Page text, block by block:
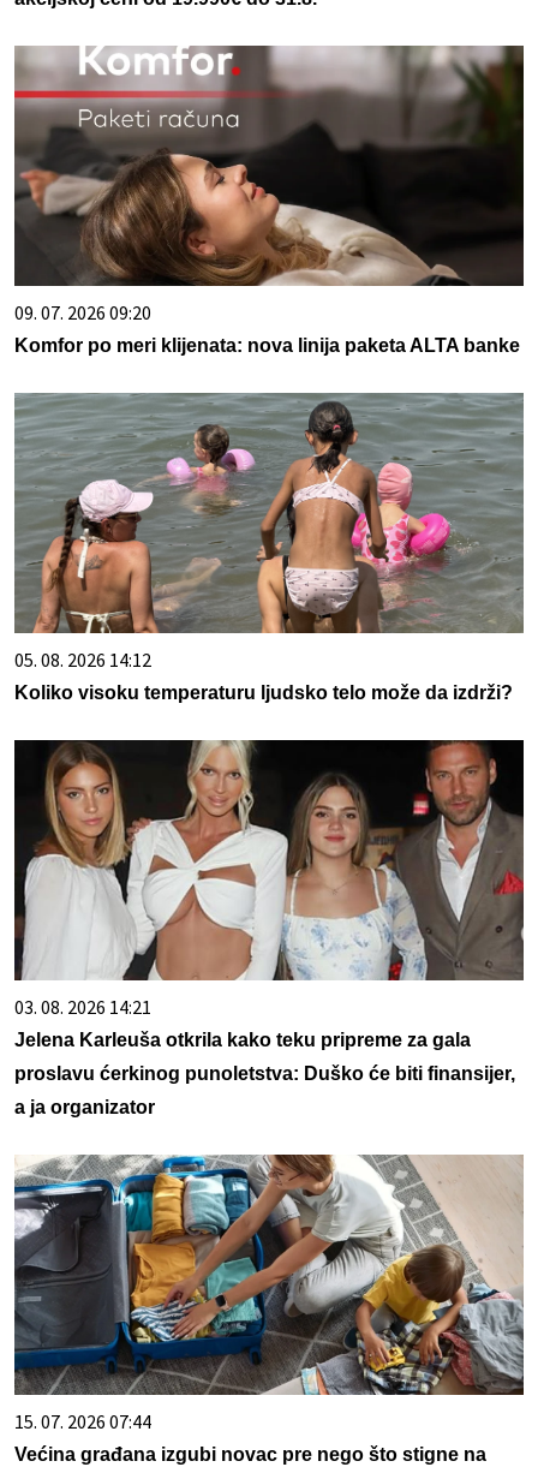
09. 07. 2026 09:20
Komfor po meri klijenata: nova linija paketa ALTA banke
05. 08. 2026 14:12
Koliko visoku temperaturu ljudsko telo može da izdrži?
03. 08. 2026 14:21
Jelena Karleuša otkrila kako teku pripreme za gala
proslavu ćerkinog punoletstva: Duško će biti finansijer,
a ja organizator
15. 07. 2026 07:44
Većina građana izgubi novac pre nego što stigne na